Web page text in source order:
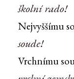
školní rado!
Nejvyššímu
soude!
Vrchnímu